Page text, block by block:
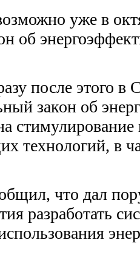
уже в
об
после этого в
закон об
технологий, в
что дал
разработать